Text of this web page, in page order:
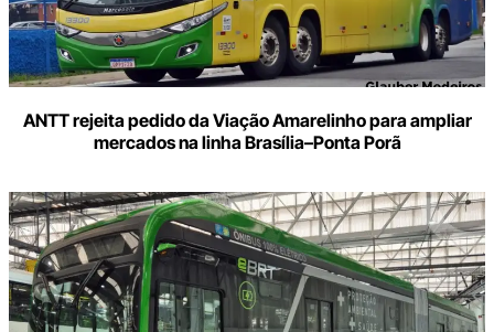
ANTT rejeita pedido da Viação Amarelinho para ampliar
mercados na linha Brasília–Ponta Porã